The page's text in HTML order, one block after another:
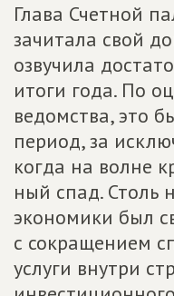
Глава Счетной
зачитала свой
озвучила
итоги года. По
ведомства, это
период, за
когда на волне
ный спад. Столь
экономики был
с сокращением
услуги внутри